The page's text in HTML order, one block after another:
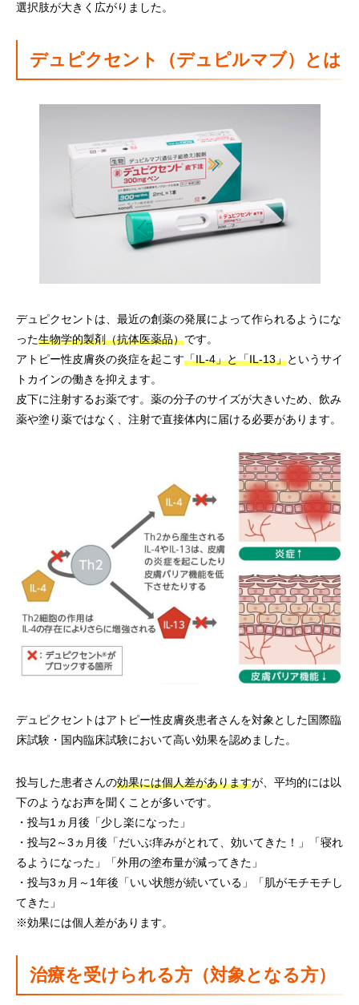
選択肢が大きく広がりました。
デュピクセント（デュピルマブ）とは
デュピクセントは、最近の創薬の発展によって作られるようにな
った生物学的製剤（抗体医薬品）です。
アトピー性皮膚炎の炎症を起こす「IL-4」と「IL-13」というサイ
トカインの働きを抑えます。
皮下に注射するお薬です。薬の分子のサイズが大きいため、飲み
薬や塗り薬ではなく、注射で直接体内に届ける必要があります。
デュピクセントはアトピー性皮膚炎患者さんを対象とした国際臨
床試験・国内臨床試験において高い効果を認めました。
投与した患者さんの効果には個人差がありますが、平均的には以
下のようなお声を聞くことが多いです。
・投与1ヵ月後「少し楽になった」
・投与2～3ヵ月後「だいぶ痒みがとれて、効いてきた！」「寝れ
るようになった」「外用の塗布量が減ってきた」
・投与3ヵ月～1年後「いい状態が続いている」「肌がモチモチし
てきた」
※効果には個人差があります。
治療を受けられる方（対象となる方）